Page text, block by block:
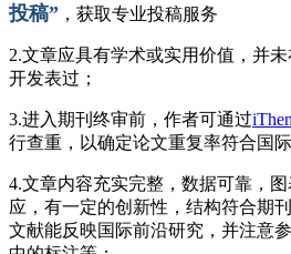
投稿” ，获取专业投稿服务
2.文章应具有学术或实用价值，并
开发表过；
3.进入期刊终审前，作者可通过
行查重，以确定论文重复率符合国
4.文章内容充实完整，数据可靠，
应，有一定的创新性，结构符合期
文献能反映国际前沿研究，并注意